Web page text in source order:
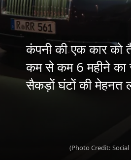
कंपनी की एक कार को
कम से कम 6 महीने
सैकड़ों घंटों की मेहनत
(Photo Credit: Social